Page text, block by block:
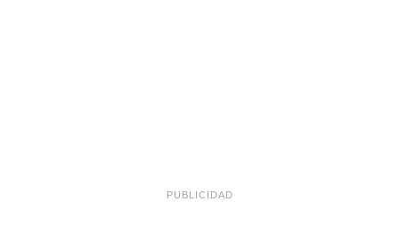
PUBLICIDAD